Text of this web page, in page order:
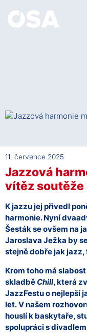
11. července 2025
Jazzová
vítěz soutěže
K jazzu jej přivedl
harmonie. Nyní
Šesták se ovšem na
Jaroslava Ježka by
stejně dobře jak jazz,
Krom toho má
skladbě Chill, která
JazzFestu o nejlepší
let. V našem
houslí k baskytaře,
spolupráci s divadlem